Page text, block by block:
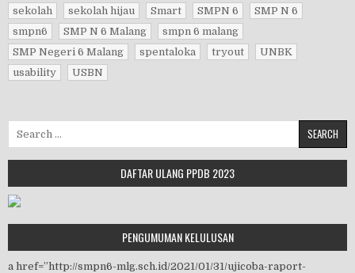
sekolah
sekolah hijau Smart SMPN 6
SMP N 6
smpn6
SMP N 6 Malang
smpn 6 malang
SMP Negeri 6 Malang
spentaloka tryout
UNBK
usability
USBN
DAFTAR ULANG PPDB 2023
PENGUMUMAN KELULUSAN
a href=”http://smpn6-mlg.sch.id/2021/01/31/ujicoba-raport-